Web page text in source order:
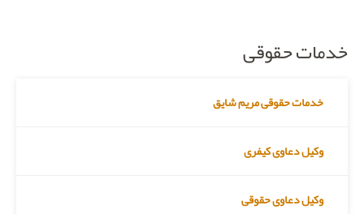
خدمات حقوقی
خدمات حقوقی مریم شایق
وکیل دعاوی کیفری
وکیل دعاوی حقوقی